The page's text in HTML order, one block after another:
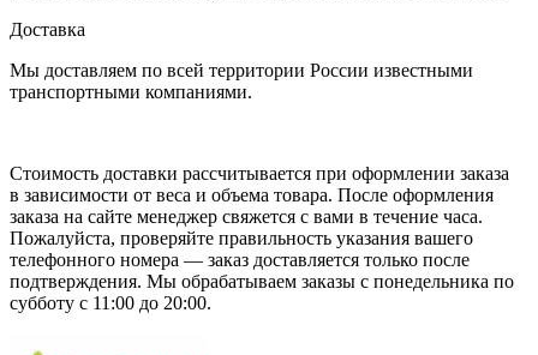
Доставка
Мы доставляем по всей территории России известными
транспортными компаниями.
Стоимость доставки рассчитывается при оформлении заказа
в зависимости от веса и объема товара. После оформления
заказа на сайте менеджер свяжется с вами в течение часа.
Пожалуйста, проверяйте правильность указания вашего
телефонного номера — заказ доставляется только после
подтверждения. Мы обрабатываем заказы с понедельника по
субботу с 11:00 до 20:00.